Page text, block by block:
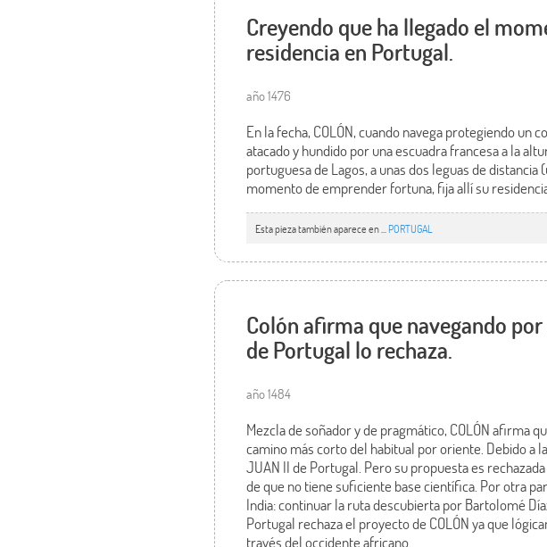
Creyendo que ha llegado el
residencia en Portugal.
año 1476
En la fecha, COLÓN, cuando navega protegiendo un
atacado y hundido por una escuadra francesa a la
portuguesa de Lagos, a unas dos leguas de
momento de emprender fortuna, fija allí su
Esta pieza también aparece en ... PORTUGAL
Colón afirma que navegando
de Portugal lo rechaza.
año 1484
Mezcla de soñador y de pragmático, COLÓN afirma
camino más corto del habitual por oriente. Debido a
JUAN II de Portugal. Pero su propuesta es
de que no tiene suficiente base científica. Por otra
India: continuar la ruta descubierta por Bartolomé
Portugal rechaza el proyecto de COLÓN ya que
través del occidente africano.